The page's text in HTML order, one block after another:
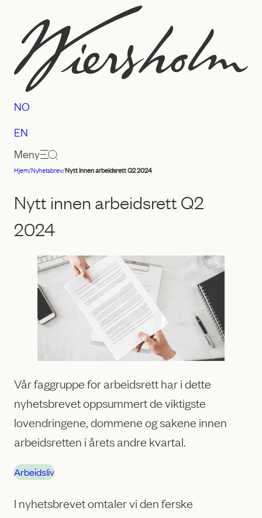
innhold
Advokatfirmaet
Wiersholm
NO
EN
Meny
Hjem/Nyhetsbrev/Nytt innen arbeidsrett Q2 2024
Nytt innen arbeidsrett Q2
2024
Vår faggruppe for arbeidsrett har i dette
nyhetsbrevet oppsummert de viktigste
lovendringene, dommene og sakene innen
arbeidsretten i årets andre kvartal.
Arbeidsliv
I nyhetsbrevet omtaler vi den ferske